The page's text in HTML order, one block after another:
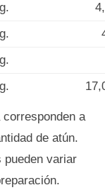
a
de atún.
pueden variar